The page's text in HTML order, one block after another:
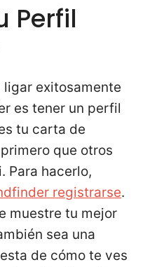
Perfil
ligar exitosamente
es tener un perfil
tu carta de
que otros
Para hacerlo,
registrarse.
muestre tu mejor
sea una
de cómo te ves